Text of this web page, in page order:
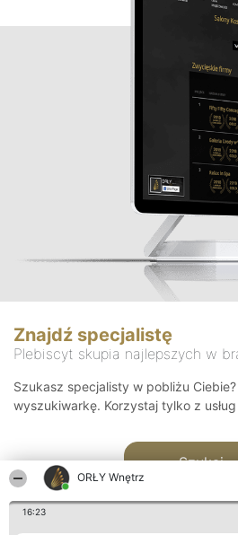
ORŁY Wnętrz
16:23
Znajdź specjalistę
Plebiscyt skupia najlepszych w
Szukasz specjalisty w pobliżu
wyszukiwarkę. Korzystaj tylko z
Szukaj